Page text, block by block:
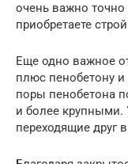
очень важно точно
приобретаете
Еще одно важное
плюс пенобетону и
поры пенобетона
и более крупными.
переходящие друг